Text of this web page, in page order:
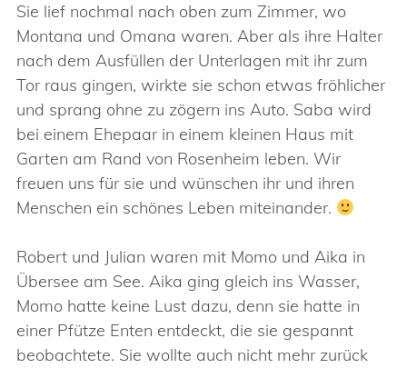
Sie lief nochmal nach oben zum Zimmer, wo
Montana und Omana waren. Aber als ihre Halter
nach dem Ausfüllen der Unterlagen mit ihr zum
Tor raus gingen, wirkte sie schon etwas fröhlicher
und sprang ohne zu zögern ins Auto. Saba wird
bei einem Ehepaar in einem kleinen Haus mit
Garten am Rand von Rosenheim leben. Wir
freuen uns für sie und wünschen ihr und ihren
Menschen ein schönes Leben miteinander.
Robert und Julian waren mit Momo und Aika in
Übersee am See. Aika ging gleich ins Wasser,
Momo hatte keine Lust dazu, denn sie hatte in
einer Pfütze Enten entdeckt, die sie gespannt
beobachtete. Sie wollte auch nicht mehr zurück